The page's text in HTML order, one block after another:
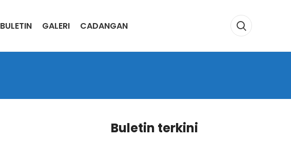
BULETIN GALERI CADANGAN
Buletin terkini